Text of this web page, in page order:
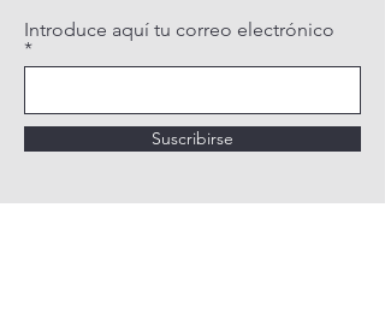
Introduce aquí tu correo electrónico
Suscribirse